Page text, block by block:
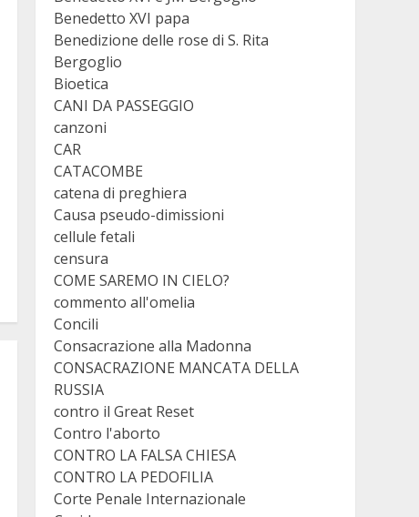
Benedetto XVI papa
Benedizione delle rose di S. Rita
Bergoglio
Bioetica
CANI DA PASSEGGIO
canzoni
CAR
CATACOMBE
catena di preghiera
Causa pseudo-dimissioni
cellule fetali
censura
COME SAREMO IN CIELO?
commento all'omelia
Concili
Consacrazione alla Madonna
CONSACRAZIONE MANCATA DELLA
RUSSIA
contro il Great Reset
Contro l'aborto
CONTRO LA FALSA CHIESA
CONTRO LA PEDOFILIA
Corte Penale Internazionale